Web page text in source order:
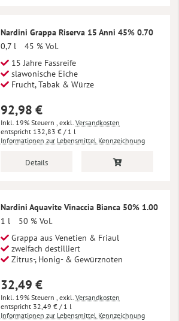
Nardini Grappa Riserva 15 Anni 45% 0.70
0,7 l
45 % Vol.
15 Jahre Fassreife
slawonische Eiche
Frucht, Tabak & Würze
92,98 €
Inkl. 19% Steuern , exkl. Versandkosten
132,83 € / 1 l
Informationen zur Lebensmittel Kennzeichnung
Details
Nardini Aquavite Vinaccia Bianca 50% 1.00
1 l
50 % Vol.
Grappa aus Venetien & Friaul
zweifach destilliert
Zitrus-, Honig- & Gewürznoten
32,49 €
Inkl. 19% Steuern , exkl. Versandkosten
32,49 € / 1 l
Informationen zur Lebensmittel Kennzeichnung